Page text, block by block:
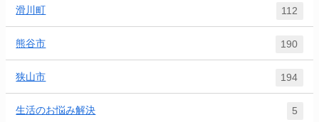
滑川町 112
熊谷市 190
狭山市 194
生活のお悩み解決 5